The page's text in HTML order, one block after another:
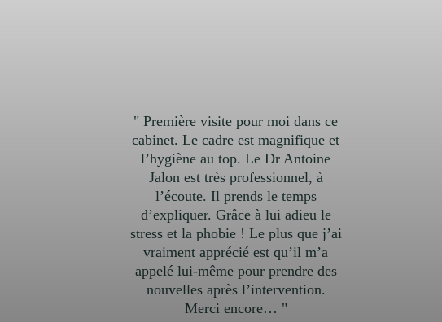
" Première visite pour moi dans ce
cabinet. Le cadre est magnifique et
l’hygiène au top. Le Dr Antoine
Jalon est très professionnel, à
l’écoute. Il prends le temps
d’expliquer. Grâce à lui adieu le
stress et la phobie ! Le plus que j’ai
vraiment apprécié est qu’il m’a
appelé lui-même pour prendre des
nouvelles après l’intervention.
Merci encore… "